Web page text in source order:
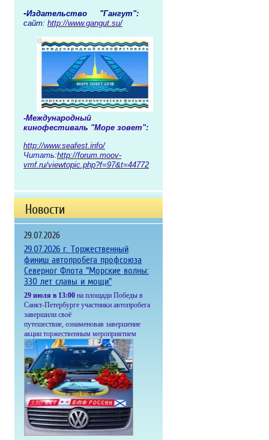
-Издательство "Гангут":
сайт: http://www.gangut.su/
-Международный
кинофестиваль "Море зовет":
http://www.seafest.info/
Читать:http://forum.moov-
vmf.ru/viewtopic.php?f=97&t=44772
Новости
29.07.2026
29.07.2026 г. Торжественный
финиш автопробега профсоюза
Северног Флота "Морские волны:
330 лет славы и мощи"
29 июля в 13:00 на площади Победы в
Санкт-Петербурге участники автопробега
завершили своё
путешествие, ознаменовав завершение
акции торжественным мероприятием